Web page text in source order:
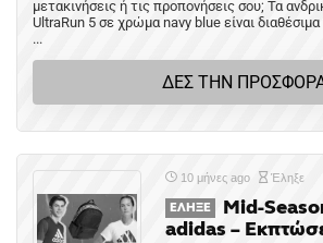
μετακινήσεις ή τις προπονήσεις σου; Τα
UltraRun 5 σε χρώμα navy blue είναι
...
ΔΕΣ ΤΗΝ
10 μήνες ago Έληξε
ΈΛΗΞΕ
Mid-
adidas –